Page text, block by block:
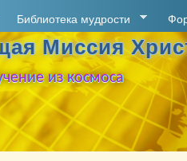
Перейти к основному
содержанию
Библиотека мудрости
Миссия
из космоса